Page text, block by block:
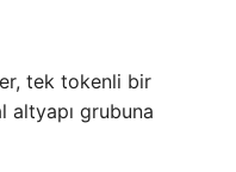
tek tokenli bir
altyapı grubuna